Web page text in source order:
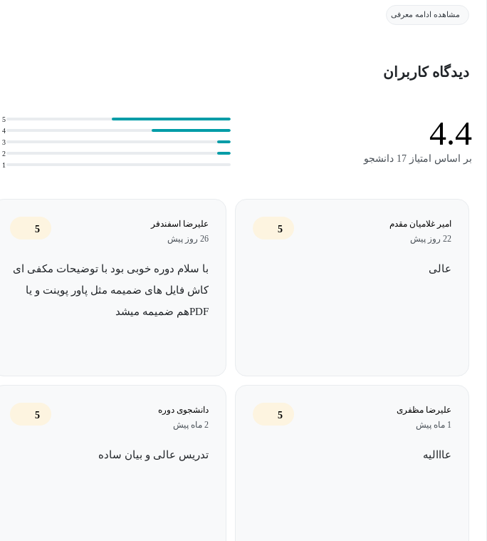
مؤثرتر از قبل شود.
اعتمادبه‌نفس و عزت‌نفس شما در مواجهه با دیگران پس از این دوره به‌شدت افزایش خواهد یافت. این مورد را
متقاعدسازی چیست؟
متقاعدکردن دیگران یکی از مهم‌ترین مهارت‌ها در دنیای امروز است؛ چه در زندگی شخصی، چه در کسب‌وکار،
ما روزانه با موقعیت‌هایی روبه‌رو می‌شویم که نیاز داریم نظرات و دیدگاه‌های خود را به دیگران منتقل کنیم و
آن‌ها را برای عمل به آن متقاعد کنیم. این مهارت می‌تواند شما را در مسیر موفقیت قرار دهد و روابط بهتری با
مشاهده ادامه معرفی
دیدگاه کاربران
4.4
بر اساس امتیاز 17 دانشجو
1
2
3
4
5
امیر غلامیان مقدم
22 روز پیش
5
عالی
علیرضا اسفندفر
26 روز پیش
5
با سلام دوره خوبی بود با توضیحات مکفی ای
کاش فایل های ضمیمه مثل پاور پوینت و یا
PDFهم ضمیمه میشد
علیرضا مظفری
1 ماه پیش
5
عااالیه
دانشجوی دوره
2 ماه پیش
5
تدریس عالی و بیان ساده